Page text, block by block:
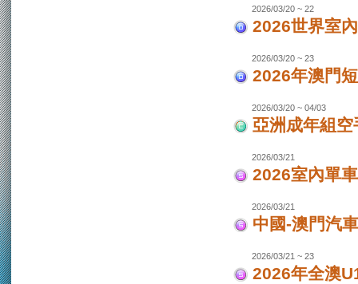
2026/03/20 ~ 22
2026世界室
2026/03/20 ~ 23
2026年澳門
2026/03/20 ~ 04/03
亞洲成年組
2026/03/21
2026室內單
2026/03/21
中國-澳門汽
2026/03/21 ~ 23
2026年全澳